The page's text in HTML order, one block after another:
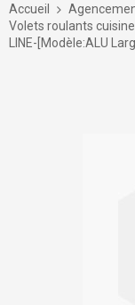
contenu
Accueil
Volets roulants cuisine
LINE-[Modèle:ALU